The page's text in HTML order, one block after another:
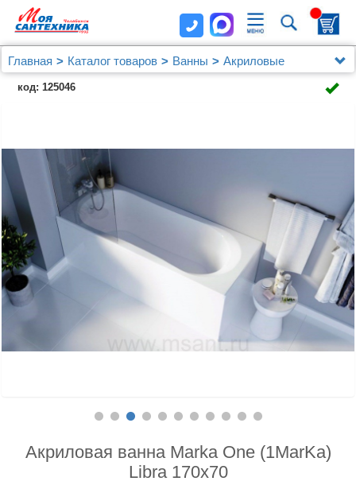
Главная Каталог товаров Ванны
Акриловые
Акриловая ванна Marka One (1MarKa) Libra 170x70
код: 125046
Акриловая ванна Marka One (1MarKa)
Libra 170x70